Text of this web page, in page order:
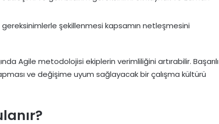
şekillenmesi kapsamın netleşmesini
Agile metodolojisi ekiplerin verimliliğini artırabilir. Başarılı
ve değişime uyum sağlayacak bir çalışma kültürü